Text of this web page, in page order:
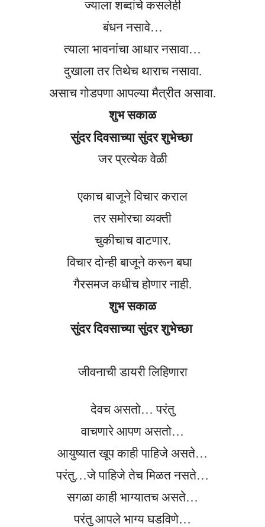
ज्याला शब्दांचे कसलेही
बंधन नसावे…
त्याला भावनांचा आधार नसावा…
दुखाला तर तिथेच थाराच नसावा.
असाच गोडपणा आपल्या मैत्रीत असावा.
शुभ सकाळ
सुंदर दिवसाच्या सुंदर शुभेच्छा
जर प्रत्येक वेळी
एकाच बाजूने विचार कराल
तर समोरचा व्यक्ती
चुकीचाच वाटणार.
विचार दोन्ही बाजूने करून बघा
गैरसमज कधीच होणार नाही.
शुभ सकाळ
सुंदर दिवसाच्या सुंदर शुभेच्छा
जीवनाची डायरी लिहिणारा
देवच असतो… परंतु
वाचणारे आपण असतो…
आयुष्यात खूप काही पाहिजे असते…
परंतु…जे पाहिजे तेच मिळत नसते…
सगळा काही भाग्यातच असते…
परंतु आपले भाग्य घडविणे…